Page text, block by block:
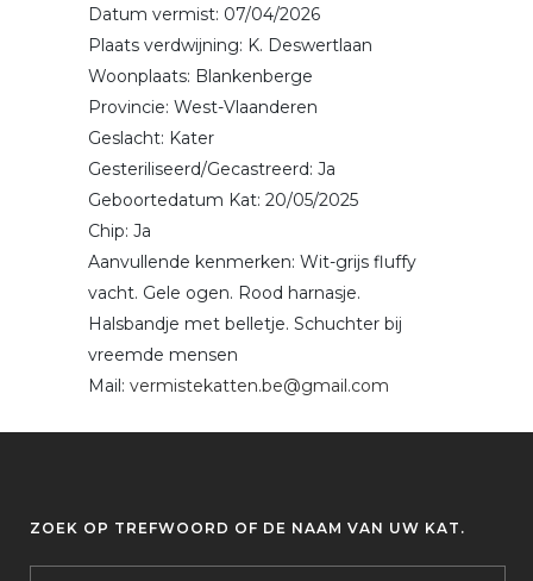
Datum vermist: 07/04/2026
Plaats verdwijning: K. Deswertlaan
Woonplaats: Blankenberge
Provincie: West-Vlaanderen
Geslacht: Kater
Gesteriliseerd/Gecastreerd: Ja
Geboortedatum Kat: 20/05/2025
Chip: Ja
Aanvullende kenmerken: Wit-grijs fluffy
vacht. Gele ogen. Rood harnasje.
Halsbandje met belletje. Schuchter bij
vreemde mensen
Mail: vermistekatten.be@gmail.com
ZOEK OP TREFWOORD OF DE NAAM VAN UW KAT.